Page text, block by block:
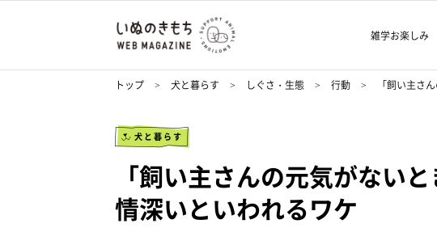
雑学お楽しみ
トップ 犬と暮らす しぐさ・生態 行動 「飼い主さ
犬と暮らす
「飼い主さんの元気がない
情深いといわれるワケ